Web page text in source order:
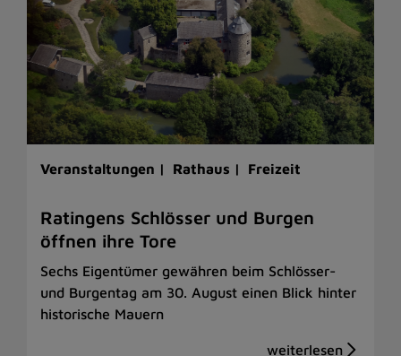
Veranstaltungen | Rathaus | Freizeit
Ratingens Schlösser und Burgen
öffnen ihre Tore
Sechs Eigentümer gewähren beim Schlösser-
und Burgentag am 30. August einen Blick hinter
historische Mauern